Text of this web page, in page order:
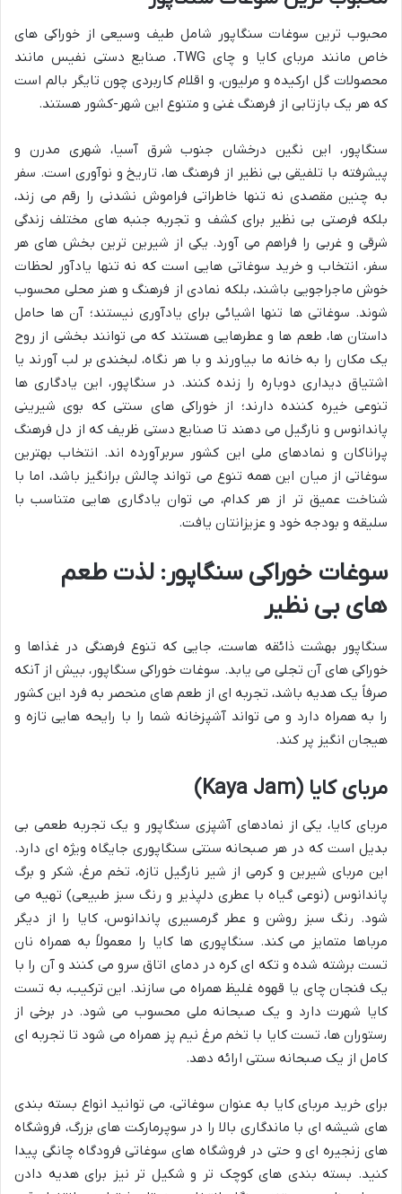
محبوب ترین سوغات سنگاپور شامل طیف وسیعی از خوراکی های
خاص مانند مربای کایا و چای TWG، صنایع دستی نفیس مانند
محصولات گل ارکیده و مرلیون، و اقلام کاربردی چون تایگر بالم است
که هر یک بازتابی از فرهنگ غنی و متنوع این شهر-کشور هستند.
سنگاپور، این نگین درخشان جنوب شرق آسیا، شهری مدرن و
پیشرفته با تلفیقی بی نظیر از فرهنگ ها، تاریخ و نوآوری است. سفر
به چنین مقصدی نه تنها خاطراتی فراموش نشدنی را رقم می زند،
بلکه فرصتی بی نظیر برای کشف و تجربه جنبه های مختلف زندگی
شرقی و غربی را فراهم می آورد. یکی از شیرین ترین بخش های هر
سفر، انتخاب و خرید سوغاتی هایی است که نه تنها یادآور لحظات
خوش ماجراجویی باشند، بلکه نمادی از فرهنگ و هنر محلی محسوب
شوند. سوغاتی ها تنها اشیائی برای یادآوری نیستند؛ آن ها حامل
داستان ها، طعم ها و عطرهایی هستند که می توانند بخشی از روح
یک مکان را به خانه ما بیاورند و با هر نگاه، لبخندی بر لب آورند یا
اشتیاق دیداری دوباره را زنده کنند. در سنگاپور، این یادگاری ها
تنوعی خیره کننده دارند؛ از خوراکی های سنتی که بوی شیرینی
پاندانوس و نارگیل می دهند تا صنایع دستی ظریف که از دل فرهنگ
پراناکان و نمادهای ملی این کشور سربرآورده اند. انتخاب بهترین
سوغاتی از میان این همه تنوع می تواند چالش برانگیز باشد، اما با
شناخت عمیق تر از هر کدام، می توان یادگاری هایی متناسب با
سلیقه و بودجه خود و عزیزانتان یافت.
سوغات خوراکی سنگاپور: لذت طعم
های بی نظیر
سنگاپور بهشت ذائقه هاست، جایی که تنوع فرهنگی در غذاها و
خوراکی های آن تجلی می یابد. سوغات خوراکی سنگاپور، بیش از آنکه
صرفاً یک هدیه باشد، تجربه ای از طعم های منحصر به فرد این کشور
را به همراه دارد و می تواند آشپزخانه شما را با رایحه هایی تازه و
هیجان انگیز پر کند.
مربای کایا (Kaya Jam)
مربای کایا، یکی از نمادهای آشپزی سنگاپور و یک تجربه طعمی بی
بدیل است که در هر صبحانه سنتی سنگاپوری جایگاه ویژه ای دارد.
این مربای شیرین و کرمی از شیر نارگیل تازه، تخم مرغ، شکر و برگ
پاندانوس (نوعی گیاه با عطری دلپذیر و رنگ سبز طبیعی) تهیه می
شود. رنگ سبز روشن و عطر گرمسیری پاندانوس، کایا را از دیگر
مرباها متمایز می کند. سنگاپوری ها کایا را معمولاً به همراه نان
تست برشته شده و تکه ای کره در دمای اتاق سرو می کنند و آن را با
یک فنجان چای یا قهوه غلیظ همراه می سازند. این ترکیب، به تست
کایا شهرت دارد و یک صبحانه ملی محسوب می شود. در برخی از
رستوران ها، تست کایا با تخم مرغ نیم پز همراه می شود تا تجربه ای
کامل از یک صبحانه سنتی ارائه دهد.
برای خرید مربای کایا به عنوان سوغاتی، می توانید انواع بسته بندی
های شیشه ای با ماندگاری بالا را در سوپرمارکت های بزرگ، فروشگاه
های زنجیره ای و حتی در فروشگاه های سوغاتی فرودگاه چانگی پیدا
کنید. بسته بندی های کوچک تر و شکیل تر نیز برای هدیه دادن